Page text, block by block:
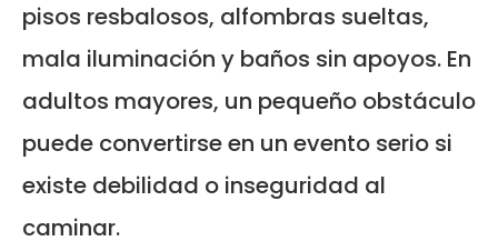
pisos resbalosos, alfombras sueltas,
mala iluminación y baños sin apoyos. En
adultos mayores, un pequeño obstáculo
puede convertirse en un evento serio si
existe debilidad o inseguridad al
caminar.